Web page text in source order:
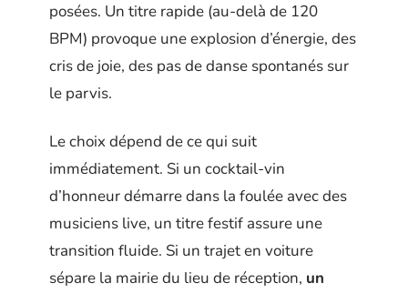
posées. Un titre rapide (au-delà de 120
BPM) provoque une explosion d’énergie, des
cris de joie, des pas de danse spontanés sur
le parvis.
Le choix dépend de ce qui suit
immédiatement. Si un cocktail-vin
d’honneur démarre dans la foulée avec des
musiciens live, un titre festif assure une
transition fluide. Si un trajet en voiture
sépare la mairie du lieu de réception, un